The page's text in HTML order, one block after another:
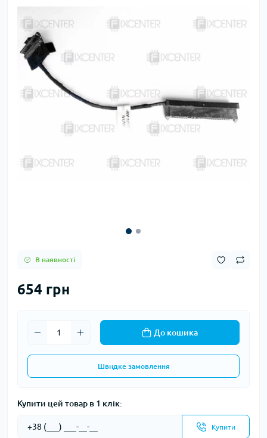
В наявності
654 грн
До кошика
Швидке замовлення
Купити цей товар в 1 клік:
Купити